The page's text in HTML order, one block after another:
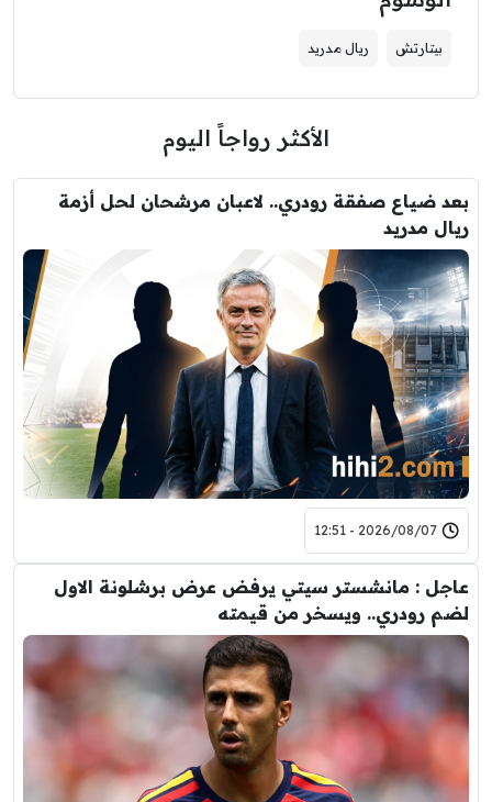
بيتارتش ريال مدريد
الأكثر رواجاً اليوم
بعد ضياع صفقة رودري.. لاعبان مرشحان لحل أزمة
ريال مدريد
2026/08/07 - 12:51
عاجل : مانشستر سيتي يرفض عرض برشلونة الاول
لضم رودري.. ويسخر من قيمته